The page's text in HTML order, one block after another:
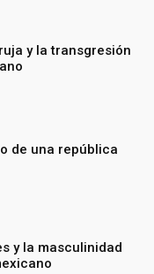
y la transgresión
de una república
y la masculinidad